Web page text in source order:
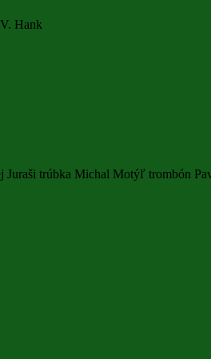
Hank
trúbka Michal Motýľ trombón